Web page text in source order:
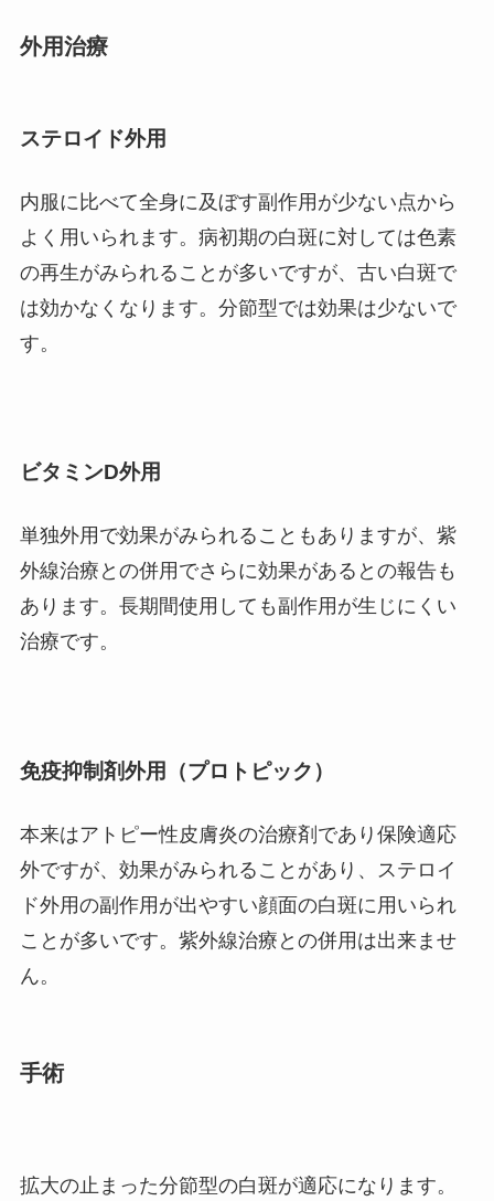
外用治療
ステロイド外用
内服に比べて全身に及ぼす副作用が少ない点から
よく用いられます。病初期の白斑に対しては色素
の再生がみられることが多いですが、古い白斑で
は効かなくなります。分節型では効果は少ないで
す。
ビタミンD外用
単独外用で効果がみられることもありますが、紫
外線治療との併用でさらに効果があるとの報告も
あります。長期間使用しても副作用が生じにくい
治療です。
免疫抑制剤外用（プロトピック）
本来はアトピー性皮膚炎の治療剤であり保険適応
外ですが、効果がみられることがあり、ステロイ
ド外用の副作用が出やすい顔面の白斑に用いられ
ことが多いです。紫外線治療との併用は出来ませ
ん。
手術
拡大の止まった分節型の白斑が適応になります。